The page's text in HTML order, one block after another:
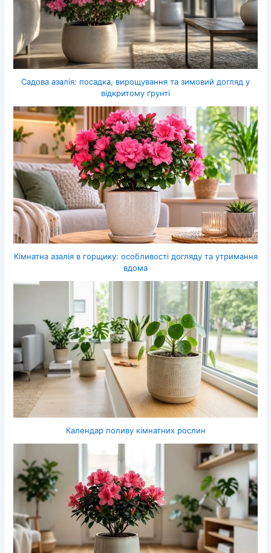
Садова азалія: посадка, вирощування та зимовий догляд у
відкритому ґрунті
Кімнатна азалія в горщику: особливості догляду та утримання
вдома
Календар поливу кімнатних рослин